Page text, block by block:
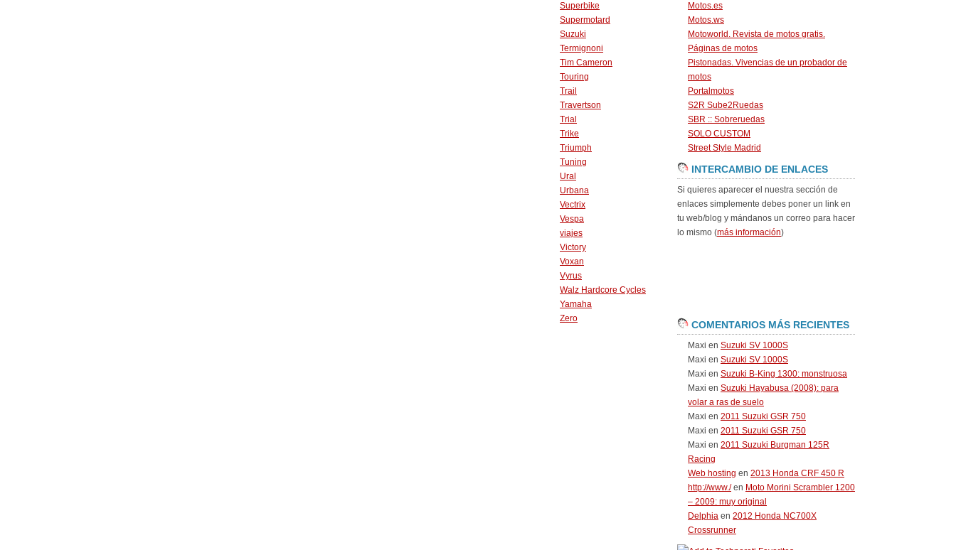
Superbike
Supermotard
Suzuki
Termignoni
Tim Cameron
Touring
Trail
Travertson
Trial
Trike
Triumph
Tuning
Ural
Urbana
Vectrix
Vespa
viajes
Victory
Voxan
Vyrus
Walz Hardcore Cycles
Yamaha
Zero
Motos.es
Motos.ws
Motoworld. Revista de motos gratis.
Páginas de motos
Pistonadas. Vivencias de un probador de
motos
Portalmotos
S2R Sube2Ruedas
SBR :: Sobreruedas
SOLO CUSTOM
Street Style Madrid
INTERCAMBIO DE ENLACES
Si quieres aparecer el nuestra sección de
enlaces simplemente debes poner un link en
tu web/blog y mándanos un correo para hacer
lo mismo (más información)
COMENTARIOS MÁS RECIENTES
Maxi en Suzuki SV 1000S
Maxi en Suzuki SV 1000S
Maxi en Suzuki B-King 1300: monstruosa
Maxi en Suzuki Hayabusa (2008): para
volar a ras de suelo
Maxi en 2011 Suzuki GSR 750
Maxi en 2011 Suzuki GSR 750
Maxi en 2011 Suzuki Burgman 125R
Racing
Web hosting en 2013 Honda CRF 450 R
http://www./en Moto Morini Scrambler 1200
– 2009: muy original
Delphia en 2012 Honda NC700X
Crossrunner